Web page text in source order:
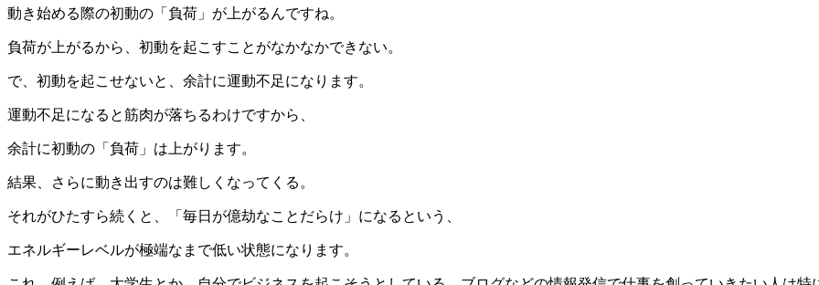
動き始める際の初動の「負荷」が上がるんですね。
負荷が上がるから、初動を起こすことがなかなかできない。
で、初動を起こせないと、余計に運動不足になります。
運動不足になると筋肉が落ちるわけですから、
余計に初動の「負荷」は上がります。
結果、さらに動き出すのは難しくなってくる。
それがひたすら続くと、「毎日が億劫なことだらけ」になるという、
エネルギーレベルが極端なまで低い状態になります。